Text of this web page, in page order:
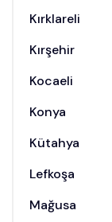
Kırklareli
Kırşehir
Kocaeli
Konya
Kütahya
Lefkoşa
Mağusa